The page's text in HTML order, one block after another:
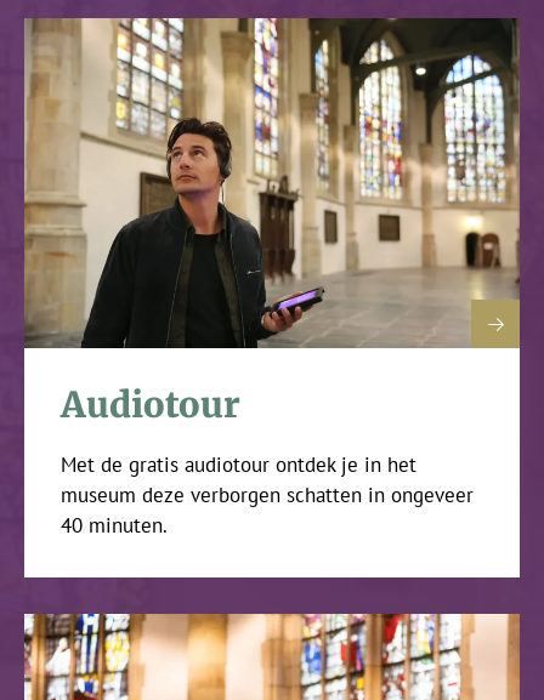
Audiotour
Met de gratis audiotour ontdek je in het
museum deze verborgen schatten in ongeveer
40 minuten.